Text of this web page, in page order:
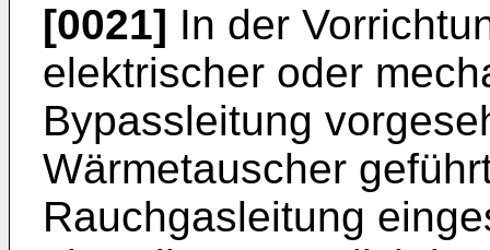
[0021] In der
elektrischer oder
Bypassleitung
Wärmetauscher
Rauchgasleitung